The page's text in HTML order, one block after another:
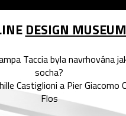
DESIGN MUSEUM
Taccia byla navrhována
socha?
Castiglioni a Pier Giacomo
Flos